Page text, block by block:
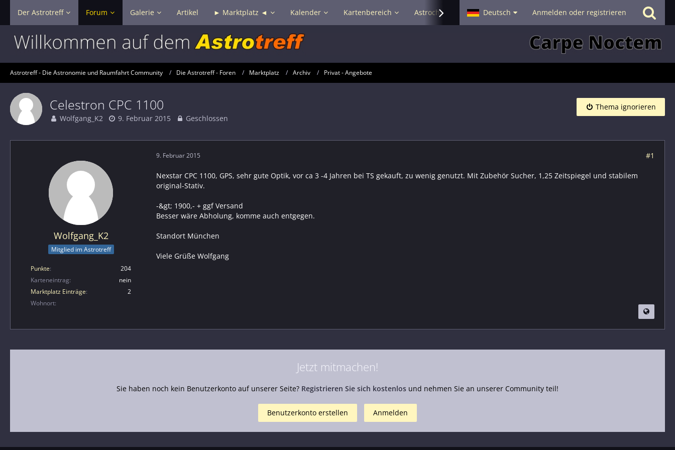
Der Astrotreff Forum Galerie Artikel ► Marktplatz ◄ Kalender Kartenbereich Astrochat - Smalltalk Hilfe
Deutsch Anmelden oder registrieren
Astrotreff - Die Astronomie und Raumfahrt Community Die Astrotreff - Foren Marktplatz Archiv Privat - Angebote
Celestron CPC 1100
Wolfgang_K2 9. Februar 2015 Geschlossen
Thema ignorieren
Wolfgang_K2
Mitglied im Astrotreff
Punkte
204
Karteneintrag
nein
Marktplatz Einträge
2
Wohnort
9. Februar 2015 #1
Nexstar CPC 1100, GPS, sehr gute Optik, vor ca 3 -4 Jahren bei TS gekauft, zu wenig genutzt. Mit Zubehör Sucher, 1,25 Zeitspiegel und stabilem
original-Stativ.
-&gt; 1900,- + ggf Versand
Besser wäre Abholung, komme auch entgegen.
Standort München
Viele Grüße Wolfgang
Jetzt mitmachen!
Sie haben noch kein Benutzerkonto auf unserer Seite? Registrieren Sie sich kostenlos und nehmen Sie an unserer Community teil!
Benutzerkonto erstellen Anmelden